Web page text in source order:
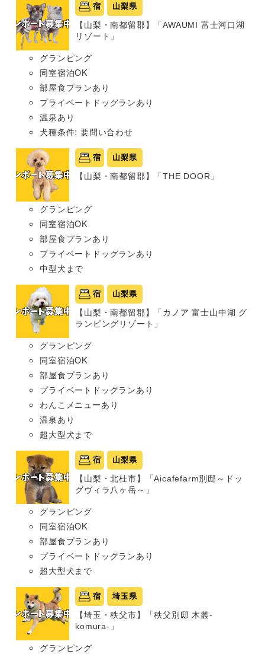
宿 山梨県
【山梨・南都留郡】「AWAUMI 富士河口湖
リゾート」
グランピング
同室宿泊OK
部屋食プランあり
プライベートドッグランあり
温泉あり
犬種条件: 要問い合わせ
宿 山梨県
【山梨・南都留郡】「THE DOOR」
グランピング
同室宿泊OK
部屋食プランあり
プライベートドッグランあり
中型犬まで
宿 山梨県
【山梨・南都留郡】「カノア 富士山中湖 グ
ランピングリゾート」
グランピング
同室宿泊OK
部屋食プランあり
プライベートドッグランあり
わんこメニューあり
温泉あり
超大型犬まで
宿 山梨県
【山梨・北杜市】「Aicafefarm別邸～ドッ
グヴィラ八ヶ岳～」
グランピング
同室宿泊OK
部屋食プランあり
プライベートドッグランあり
超大型犬まで
宿 埼玉県
【埼玉・秩父市】「秩父別邸 木叢-
komura-」
グランピング